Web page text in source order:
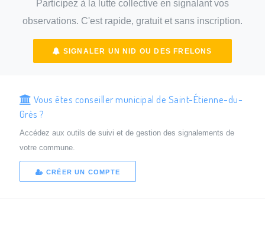
Participez à la lutte collective en signalant vos
observations. C'est rapide, gratuit et sans inscription.
SIGNALER UN NID OU DES FRELONS
Vous êtes conseiller municipal de Saint-Étienne-du-
Grès ?
Accédez aux outils de suivi et de gestion des signalements de
votre commune.
CRÉER UN COMPTE